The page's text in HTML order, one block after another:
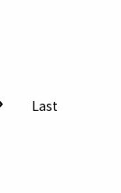
比狗狗以及靈
中場秀演出，
Last